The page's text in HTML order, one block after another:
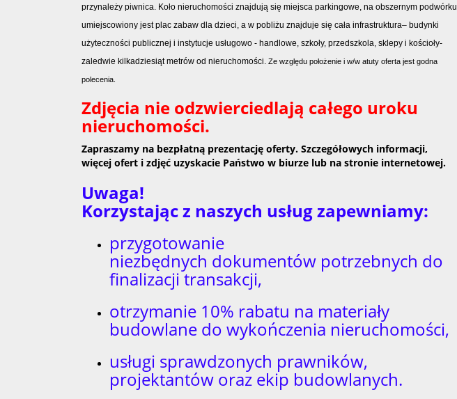
przynależy piwnica. Koło nieruchomości znajdują się miejsca parkingowe, na obszernym podwórku
umiejscowiony jest plac zabaw dla dzieci, a w pobliżu znajduje się cała infrastruktura– budynki
użyteczności publicznej i instytucje usługowo - handlowe, szkoły, przedszkola, sklepy i kościoły-
zaledwie kilkadziesiąt metrów od nieruchomości. Ze względu położenie i w/w atuty oferta jest godna
polecenia.
Zdjęcia nie odzwierciedlają całego uroku
nieruchomości.
Zapraszamy na bezpłatną prezentację oferty. Szczegółowych informacji,
więcej ofert i zdjęć uzyskacie Państwo w biurze lub na stronie internetowej.
Uwaga!
Korzystając z naszych usług zapewniamy:
przygotowanie
niezbędnych dokumentów potrzebnych do
finalizacji transakcji,
otrzymanie 10% rabatu na materiały
budowlane do wykończenia nieruchomości,
usługi sprawdzonych prawników,
projektantów oraz ekip budowlanych.